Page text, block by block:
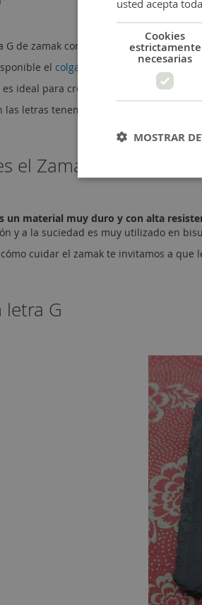
G de zamak con baño de plata de alta
el colgante letra G
es ideal para crear los mensajes y
las letras tenemos el abecedario en
el Zamak?
un material muy duro y con alta
y a la suciedad es muy utilizado en
cuidar el zamak te invitamos a que
letra G
usted acepta
Cookies
estrictamente
necesarias
MOSTRAR